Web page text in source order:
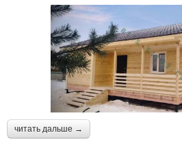
читать дальше →